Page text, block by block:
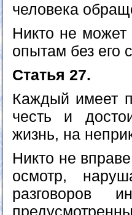
человека
Никто не может
опытам без его
Статья 27.
Каждый имеет
честь и
жизнь, на
Никто не
осмотр,